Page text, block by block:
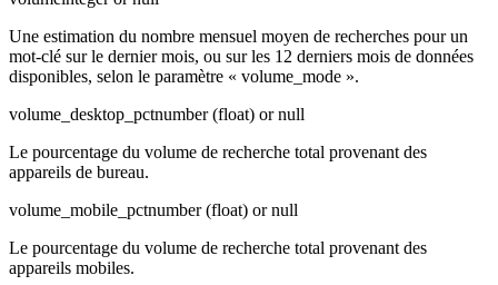
Une estimation du nombre mensuel moyen de recherches pour un
mot-clé sur le dernier mois, ou sur les 12 derniers mois de données
disponibles, selon le paramètre « volume_mode ».
volume_desktop_pctnumber (float) or null
Le pourcentage du volume de recherche total provenant des
appareils de bureau.
volume_mobile_pctnumber (float) or null
Le pourcentage du volume de recherche total provenant des
appareils mobiles.